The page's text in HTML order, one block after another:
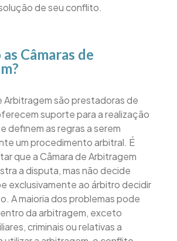
de seu conflito.
Câmaras de
Arbitragem são prestadoras de
suporte para a realização
definem as regras a serem
um procedimento arbitral. É
que a Câmara de Arbitragem
a disputa, mas não decide
exclusivamente ao árbitro decidir
A maioria dos problemas pode
da arbitragem, exceto
criminais ou relativas a